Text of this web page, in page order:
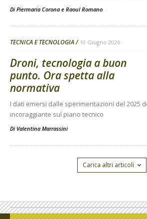
Di Piermaria Corona e Raoul Romano -
TECNICA E TECNOLOGIA 10 Giugno 2026
Droni, tecnologia a buon
punto. Ora spetta alla
normativa
I dati emersi dalle sperimentazioni del 2025
incoraggiante sul piano tecnico
Di Valentina Marrassini
Carica altri articoli